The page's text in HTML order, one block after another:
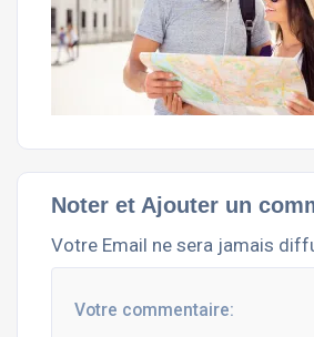
Noter et Ajouter un
Votre Email ne sera jamais